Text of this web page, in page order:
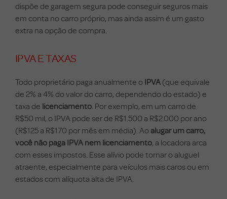
dispõe de garagem segura pode conseguir seguros mais
em conta no carro próprio, mas ainda assim é um gasto
extra na opção de compra.
IPVA E TAXAS
Todo proprietário paga anualmente o IPVA (que equivale
de 2% a 4% do valor do carro, dependendo do estado) e
taxa de licenciamento. Por exemplo, em um carro de
R$50 mil, o IPVA pode ser de R$1.500 a R$2.000 por ano
(R$125 a R$170 por mês em média). Ao alugar um carro,
você não paga IPVA nem licenciamento, a locadora arca
com esses impostos. Esse alívio pode tornar o aluguel
atraente, especialmente para veículos mais caros ou em
estados com alíquota alta de IPVA.